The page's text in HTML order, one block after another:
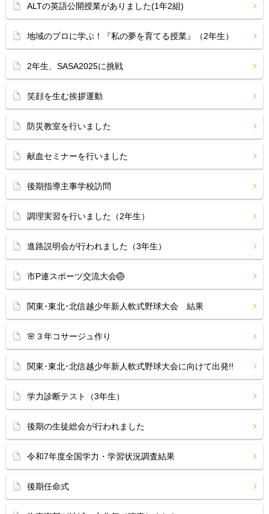
ALTの英語公開授業がありました(1年2組)
地域のプロに学ぶ！『私の夢を育てる授業』（2年生）
2年生、SASA2025に挑戦
笑顔を生む挨拶運動
防災教室を行いました
献血セミナーを行いました
後期指導主事学校訪問
調理実習を行いました（2年生）
進路説明会が行われました（3年生）
市P連スポーツ交流大会🏐
関東･東北･北信越少年新人軟式野球大会 結果
🌸３年コサージュ作り
関東･東北･北信越少年新人軟式野球大会に向けて出発!!
学力診断テスト（3年生）
後期の生徒総会が行われました
令和7年度全国学力・学習状況調査結果
後期任命式